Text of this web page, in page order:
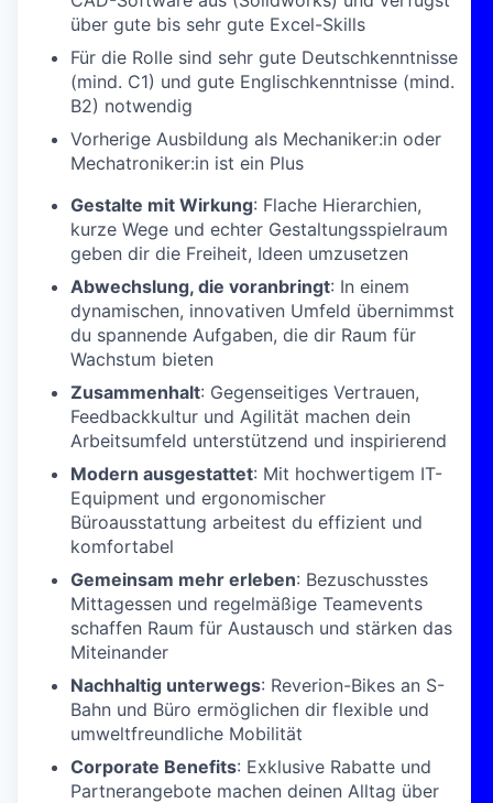
über gute bis sehr gute Excel-Skills
Für die Rolle sind sehr gute Deutschkenntnisse
(mind. C1) und gute Englischkenntnisse (mind.
B2) notwendig
Vorherige Ausbildung als Mechaniker:in oder
Mechatroniker:in ist ein Plus
Gestalte mit Wirkung: Flache Hierarchien,
kurze Wege und echter Gestaltungsspielraum
geben dir die Freiheit, Ideen umzusetzen
Abwechslung, die voranbringt: In einem
dynamischen, innovativen Umfeld übernimmst
du spannende Aufgaben, die dir Raum für
Wachstum bieten
Zusammenhalt: Gegenseitiges Vertrauen,
Feedbackkultur und Agilität machen dein
Arbeitsumfeld unterstützend und inspirierend
Modern ausgestattet: Mit hochwertigem IT-
Equipment und ergonomischer
Büroausstattung arbeitest du effizient und
komfortabel
Gemeinsam mehr erleben: Bezuschusstes
Mittagessen und regelmäßige Teamevents
schaffen Raum für Austausch und stärken das
Miteinander
Nachhaltig unterwegs: Reverion-Bikes an S-
Bahn und Büro ermöglichen dir flexible und
umweltfreundliche Mobilität
Corporate Benefits: Exklusive Rabatte und
Partnerangebote machen deinen Alltag über